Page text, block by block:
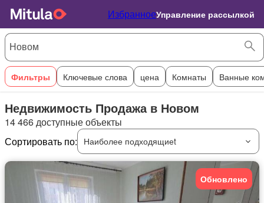
ИзбранноеУправление рассылкой
Фильтры Ключевые слова цена Комнаты Ванные
Недвижимость Продажа в Новом
14 466 доступные объекты
Сортировать по:
Наиболее подходящиеt
Обновлено